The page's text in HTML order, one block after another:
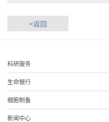
为提高科技创新策源能力，加快
水平科技自立自强，广东省高
莱拉干细胞坚持科技创新、推
作为干细胞国家企业技术中心、
<返回
科研服务
生命银行
细胞制备
新闻中心